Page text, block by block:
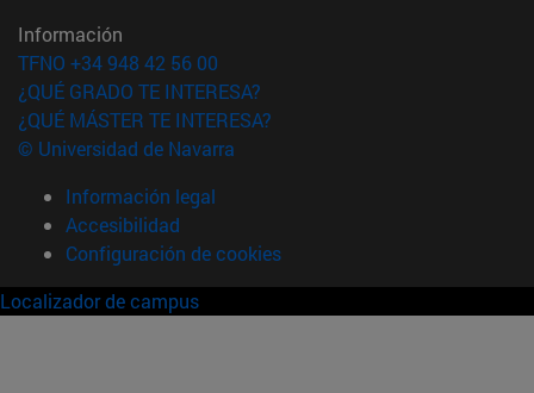
Información
TFNO +34 948 42 56 00
¿QUÉ GRADO TE INTERESA?
¿QUÉ MÁSTER TE INTERESA?
© Universidad de Navarra
Información legal
Accesibilidad
Configuración de cookies
Localizador de campus